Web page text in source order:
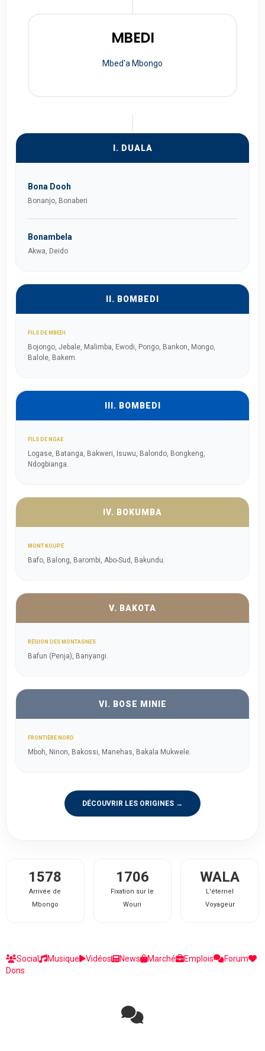
MBEDI
Mbed'a Mbongo
I. DUALA
Bona Dooh
Bonanjo, Bonaberi
Bonambela
Akwa, Deido
II. BOMBEDI
FILS DE MBEDI
Bojongo, Jebale, Malimba, Ewodi, Pongo, Bankon, Mongo,
Balole, Bakem.
III. BOMBEDI
FILS DE NGAE
Logase, Batanga, Bakweri, Isuwu, Balondo, Bongkeng,
Ndogbianga.
IV. BOKUMBA
MONT KOUPÉ
Bafo, Balong, Barombi, Abo-Sud, Bakundu.
V. BAKOTA
RÉGION DES MONTAGNES
Bafun (Penja), Banyangi.
VI. BOSE MINIE
FRONTIÈRE NORD
Mboh, Ninon, Bakossi, Manehas, Bakala Mukwele.
DÉCOUVRIR LES ORIGINES →
1578
Arrivée de
Mbongo
1706
Fixation sur le
Wouri
WALA
L'éternel
Voyageur
Social Musique Vidéos News Marché Emplois
Forum
Dons